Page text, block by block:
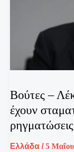
Βούτες –
έχουν
ρηγματώσεις
Ελλάδα /5